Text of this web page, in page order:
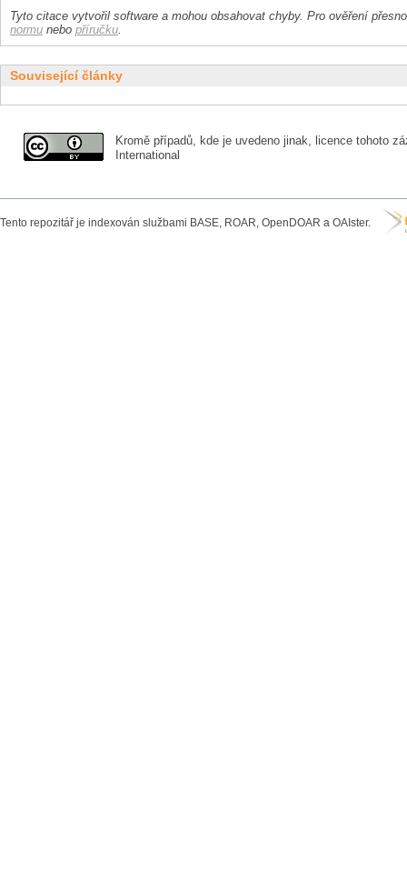
Tyto citace vytvořil software a mohou obsahovat chyby. Pro ověření
normu nebo příručku.
Související články
Kromě případů, kde je uvedeno jinak, licence tohoto
International
Tento repozitář je indexován službami BASE, ROAR, OpenDOAR a OAIster.